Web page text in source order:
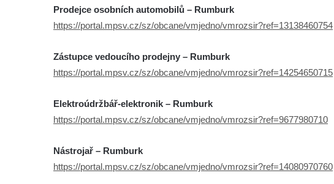
Prodejce osobních automobilů – Rumburk
https://portal.mpsv.cz/sz/obcane/vmjedno/vmrozsir?ref=13138460754
Zástupce vedoucího prodejny – Rumburk
https://portal.mpsv.cz/sz/obcane/vmjedno/vmrozsir?ref=14254650715
Elektroúdržbář-elektronik – Rumburk
https://portal.mpsv.cz/sz/obcane/vmjedno/vmrozsir?ref=9677980710
Nástrojař – Rumburk
https://portal.mpsv.cz/sz/obcane/vmjedno/vmrozsir?ref=14080970760